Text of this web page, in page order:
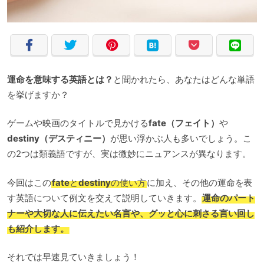
運命を意味する英語とは？ と聞かれたら、あなたはどんな単語
を挙げますか？
ゲームや映画のタイトルで見かけるfate（フェイト） や
destiny（デスティニー） が思い浮かぶ人も多いでしょう。こ
の2つは類義語ですが、実は微妙にニュアンスが異なります。
今回はこのfateとdestinyの使い方に加え、その他の運命を表
す英語について例文を交えて説明していきます。 運命のパート
ナーや大切な人に伝えたい名言や、グッと心に刺さる言い回し
も紹介します。
それでは早速見ていきましょう！